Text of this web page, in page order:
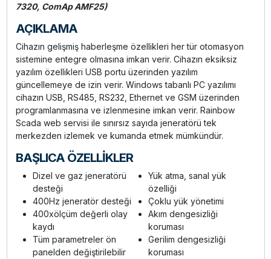
7320, ComAp AMF25)
AÇIKLAMA
Cihazın gelişmiş haberleşme özellikleri her tür otomasyon
sistemine entegre olmasına imkan verir. Cihazın eksiksiz
yazılım özellikleri USB portu üzerinden yazılım
güncellemeye de izin verir. Windows tabanlı PC yazılımı
cihazın USB, RS485, RS232, Ethernet ve GSM üzerinden
programlanmasına ve izlenmesine imkan verir. Rainbow
Scada web servisi ile sınırsız sayıda jeneratörü tek
merkezden izlemek ve kumanda etmek mümkündür.
BAŞLICA ÖZELLİKLER
Dizel ve gaz jeneratörü
desteği
400Hz jeneratör desteği
400xölçüm değerli olay
kaydı
Tüm parametreler ön
panelden değiştirilebilir
Yük atma, sanal yük
özelliği
Çoklu yük yönetimi
Akım dengesizliği
koruması
Gerilim dengesizliği
koruması